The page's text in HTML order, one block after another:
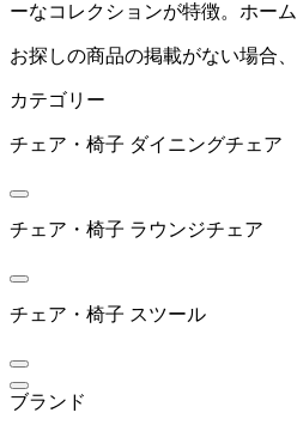
アリアケ
arper
アルペール
artek
ーなコレクションが特徴。ホー
お探しの商品の掲載がない場合
カテゴリー
チェア・椅子 ダイニングチェア
チェア・椅子 ラウンジチェア
チェア・椅子 スツール
ブランド